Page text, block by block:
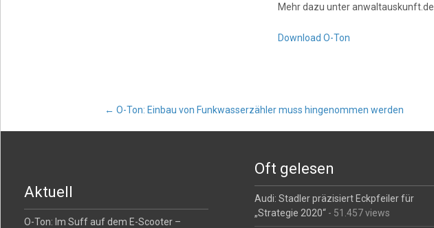
Mehr dazu unter anwaltauskunft.de
Download O-Ton
Post
← O-Ton: Einbau von Funkwasserzähler muss hingenommen werden
Aktuell
O-Ton: Im Suff auf dem E-Scooter –
Oft gelesen
Audi: Stadler präzisiert Eckpfeiler für
„Strategie 2020“ - 51.457 views